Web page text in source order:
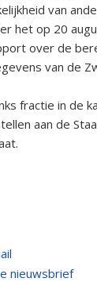
van
het op 20
over de
van de
fractie in de
aan de
nieuwsbrief